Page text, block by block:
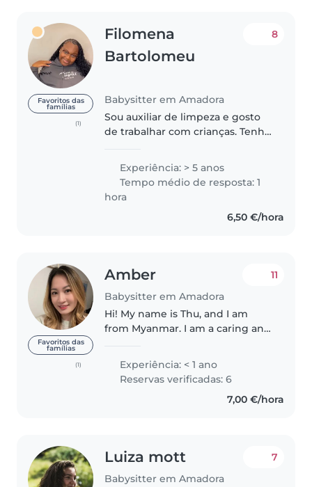
Favoritos das
famílias
(1)
Filomena
Bartolomeu
Babysitter em Amadora
8
Sou auxiliar de limpeza e gosto
de trabalhar com crianças. Tenho
crianças já a muito tempo, tanto
que já trabalhei como auxiliar em
uma creche mas agora..
Experiência: > 5 anos
Tempo médio de resposta: 1
hora
6,50 €/hora
Favoritos das
famílias
(1)
Amber
Babysitter em Amadora
11
Hi! My name is Thu, and I am
from Myanmar. I am a caring and
patient, attentive, and always
punctual. I speak English well
and am pet friendly, so I'm
Experiência: < 1 ano
Reservas verificadas: 6
7,00 €/hora
Luiza mott
Babysitter em Amadora
7